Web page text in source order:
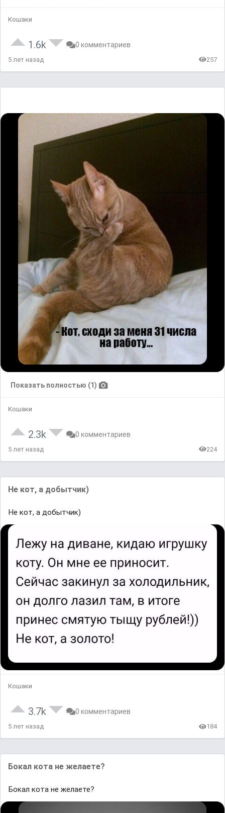
Кошаки
1.6k 0 комментариев
5 лет назад 257
Показать полностью (1)
Кошаки
2.3k 0 комментариев
5 лет назад 224
Не кот, а добытчик)
Не кот, а добытчик)
Кошаки
3.7k 0 комментариев
5 лет назад 184
Бокал кота не желаете?
Бокал кота не желаете?